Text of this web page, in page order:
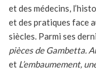
et des médecins,
et des pratiques face
siècles. Parmi ses
pièces de Gambetta.
et L’embaumement,